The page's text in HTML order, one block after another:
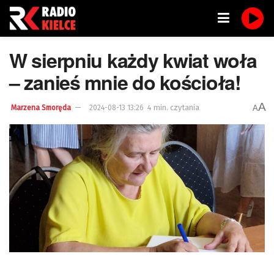
W sierpniu każdy kwiat woła
– zanieś mnie do kościoła!
Marzena Smoręda 2024-08-13 13:26 4 min. czytania AA